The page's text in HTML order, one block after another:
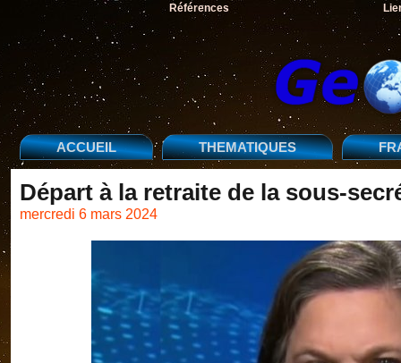
Références
ACCUEIL THEMATIQUES
Départ à la retraite de la sous-
mercredi 6 mars 2024